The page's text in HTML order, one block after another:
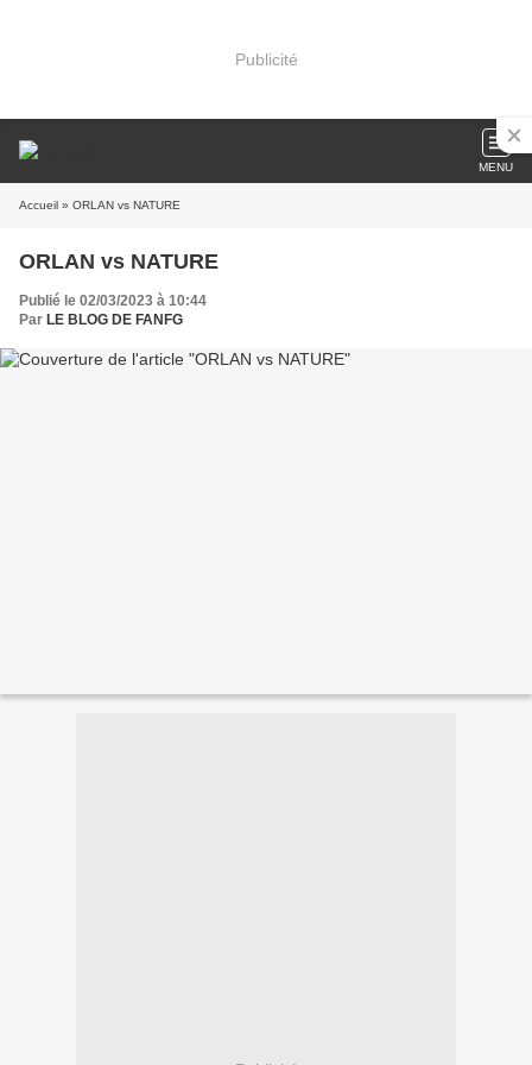
Publicité
MENU
Accueil » ORLAN vs NATURE
ORLAN vs NATURE
Publié le 02/03/2023 à 10:44
Par LE BLOG DE FANFG